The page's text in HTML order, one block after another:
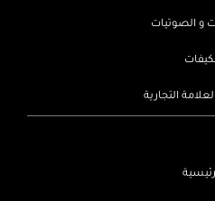
و الصوتيات
التجارية